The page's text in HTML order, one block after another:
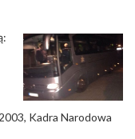
Kadra Narodowa